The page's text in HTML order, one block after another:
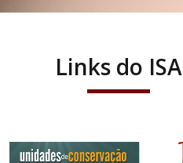
Links do ISA